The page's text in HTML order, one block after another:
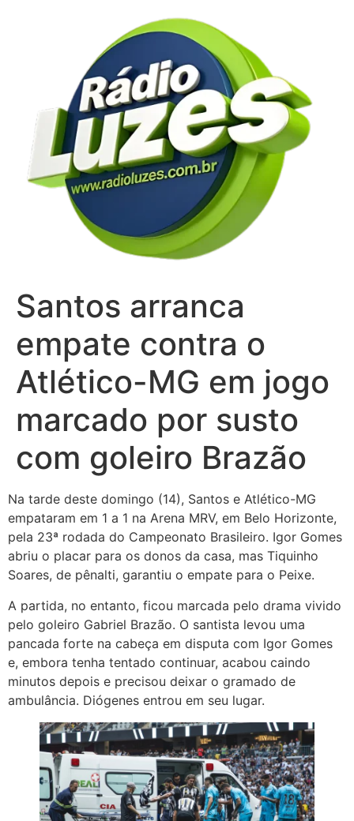
Santos arranca
empate contra o
Atlético-MG em jogo
marcado por susto
com goleiro Brazão
Na tarde deste domingo (14), Santos e Atlético-MG
empataram em 1 a 1 na Arena MRV, em Belo Horizonte,
pela 23ª rodada do Campeonato Brasileiro. Igor Gomes
abriu o placar para os donos da casa, mas Tiquinho
Soares, de pênalti, garantiu o empate para o Peixe.
A partida, no entanto, ficou marcada pelo drama vivido
pelo goleiro Gabriel Brazão. O santista levou uma
pancada forte na cabeça em disputa com Igor Gomes
e, embora tenha tentado continuar, acabou caindo
minutos depois e precisou deixar o gramado de
ambulância. Diógenes entrou em seu lugar.